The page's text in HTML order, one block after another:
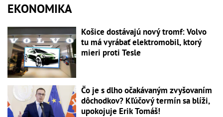
EKONOMIKA
Košice dostávajú nový tromf: Volvo
tu má vyrábať elektromobil, ktorý
mieri proti Tesle
Čo je s dlho očakávaným zvyšovaním
dôchodkov? Kľúčový termín sa blíži,
upokojuje Erik Tomáš!